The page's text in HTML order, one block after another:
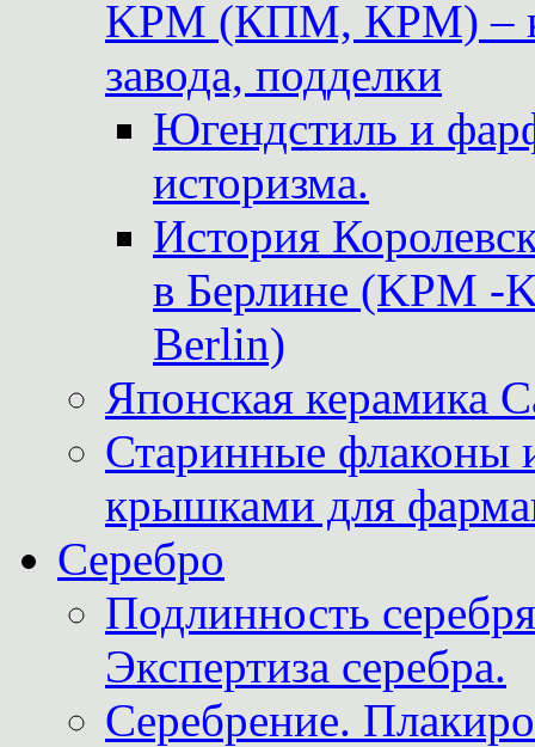
KPM (КПМ, КРМ) –
завода, подделки
Югендстиль и
историзма.
История
в Берлине (KPM -
Berlin)
Японская керамика
Старинные флаконы
крышками для
Серебро
Подлинность
Экспертиза серебра.
Серебрение.